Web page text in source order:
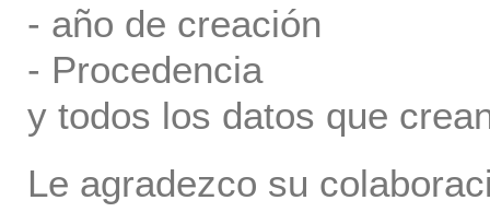
- año de creación
- Procedencia
y todos los datos que
Le agradezco su